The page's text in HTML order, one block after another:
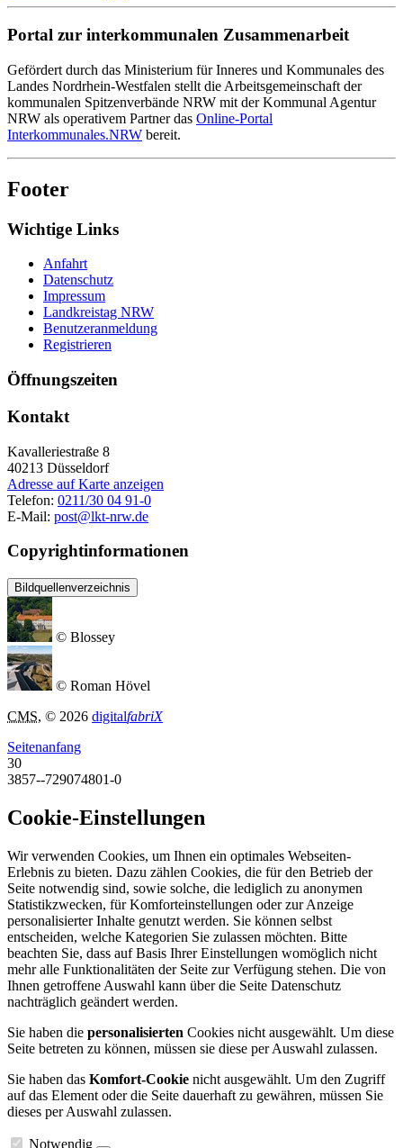
Portal zur interkommunalen Zusammenarbeit
Gefördert durch das Ministerium für Inneres und Kommunales des
Landes Nordrhein-Westfalen stellt die Arbeitsgemeinschaft der
kommunalen Spitzenverbände NRW mit der Kommunal Agentur
NRW als operativem Partner das Online-Portal
Interkommunales.NRW bereit.
Footer
Wichtige Links
Anfahrt
Datenschutz
Impressum
Landkreistag NRW
Benutzeranmeldung
Registrieren
Öffnungszeiten
Kontakt
Kavalleriestraße 8
40213 Düsseldorf
Adresse auf Karte anzeigen
Telefon: 0211/30 04 91-0
E-Mail: post@lkt-nrw.de
Copyrightinformationen
Bildquellenverzeichnis
© Blossey
© Roman Hövel
CMS, © 2026 digitalfabriX
Seitenanfang
30
3857--729074801-0
Cookie-Einstellungen
Wir verwenden Cookies, um Ihnen ein optimales Webseiten-
Erlebnis zu bieten. Dazu zählen Cookies, die für den Betrieb der
Seite notwendig sind, sowie solche, die lediglich zu anonymen
Statistikzwecken, für Komforteinstellungen oder zur Anzeige
personalisierter Inhalte genutzt werden. Sie können selbst
entscheiden, welche Kategorien Sie zulassen möchten. Bitte
beachten Sie, dass auf Basis Ihrer Einstellungen womöglich nicht
mehr alle Funktionalitäten der Seite zur Verfügung stehen. Die von
Ihnen getroffene Auswahl kann über die Seite Datenschutz
nachträglich geändert werden.
Sie haben die personalisierten Cookies nicht ausgewählt. Um diese
Seite betreten zu können, müssen sie diese per Auswahl zulassen.
Sie haben das Komfort-Cookie nicht ausgewählt. Um den Zugriff
auf das Element oder die Seite dauerhaft zu gewähren, müssen Sie
dieses per Auswahl zulassen.
Notwendig